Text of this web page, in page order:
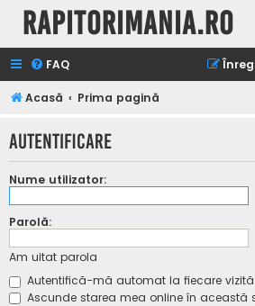
Rapitorimania.ro
FAQ
Acasă Prima pagină
Autentificare
Nume utilizator:
Parolă:
Am uitat parola
Autentifică-mă automat la fiecare vizită
Ascunde starea mea online în această